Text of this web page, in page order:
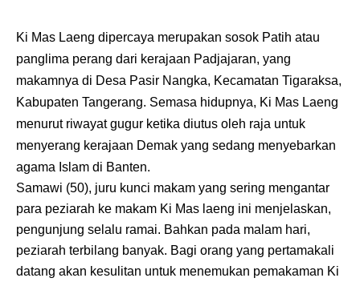
Ki Mas Laeng dipercaya merupakan sosok Patih atau
panglima perang dari kerajaan Padjajaran, yang
makamnya di Desa Pasir Nangka, Kecamatan Tigaraksa,
Kabupaten Tangerang. Semasa hidupnya, Ki Mas Laeng
menurut riwayat gugur ketika diutus oleh raja untuk
menyerang kerajaan Demak yang sedang menyebarkan
agama Islam di Banten.
Samawi (50), juru kunci makam yang sering mengantar
para peziarah ke makam Ki Mas laeng ini menjelaskan,
pengunjung selalu ramai. Bahkan pada malam hari,
peziarah terbilang banyak. Bagi orang yang pertamakali
datang akan kesulitan untuk menemukan pemakaman Ki